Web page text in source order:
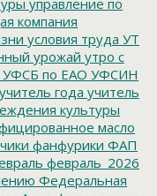
компания
условия труда УТ
урожай утро с
УФСБ по ЕАО УФСИН
учитель года учитель
культуры
масло
фанфурики ФАП
февраль_2026
Федеральная